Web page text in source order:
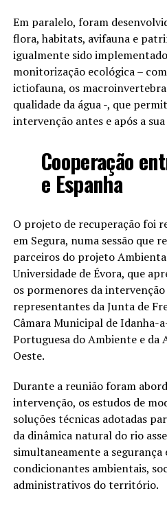
Em paralelo, foram
flora, habitats, avifauna e
igualmente sido
monitorização ecológica –
ictiofauna, os
qualidade da água -, que
intervenção antes e após a sua
Cooperação
e Espanha
O projeto de recuperação foi
em Segura, numa sessão que
parceiros do projeto
Universidade de Évora, que
os pormenores da
representantes da Junta de
Câmara Municipal de Idanha-
Portuguesa do Ambiente e da
Oeste.
Durante a reunião foram
intervenção, os estudos de
soluções técnicas adotadas
da dinâmica natural do rio
simultaneamente a segurança
condicionantes ambientais,
administrativos do território.